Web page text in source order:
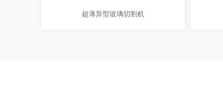
超薄异型玻璃切割机